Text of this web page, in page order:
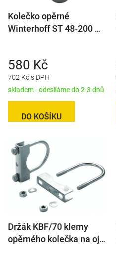
Kolečko opěrné
Winterhoff ST 48-200 V
702 Kč s DPH
580 Kč
skladem - odesíláme do 2-3 dnů
DO KOŠÍKU
Držák KBF/70 klemy
opěrného kolečka na oj